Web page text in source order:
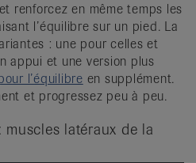
renforcez en même temps les
l’équilibre sur un pied. La
: une pour celles et
appui et une version plus
l’équilibre en supplément.
et progressez peu à peu.
latéraux de la